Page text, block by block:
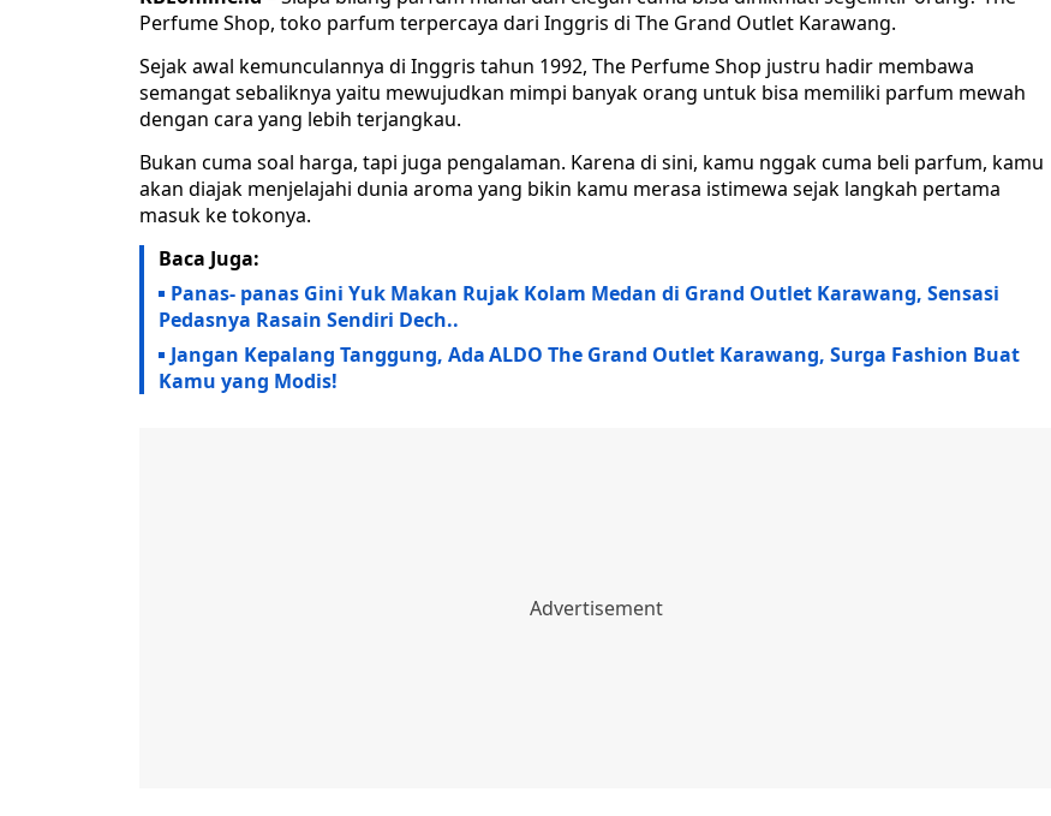
Perfume Shop, toko parfum terpercaya dari Inggris di The Grand Outlet Karawang.
Sejak awal kemunculannya di Inggris tahun 1992, The Perfume Shop justru hadir membawa
semangat sebaliknya yaitu mewujudkan mimpi banyak orang untuk bisa memiliki parfum mewah
dengan cara yang lebih terjangkau.
Bukan cuma soal harga, tapi juga pengalaman. Karena di sini, kamu nggak cuma beli parfum, kamu
akan diajak menjelajahi dunia aroma yang bikin kamu merasa istimewa sejak langkah pertama
masuk ke tokonya.
Baca Juga:
Panas- panas Gini Yuk Makan Rujak Kolam Medan di Grand Outlet Karawang, Sensasi
Pedasnya Rasain Sendiri Dech..
Jangan Kepalang Tanggung, Ada ALDO The Grand Outlet Karawang, Surga Fashion Buat
Kamu yang Modis!